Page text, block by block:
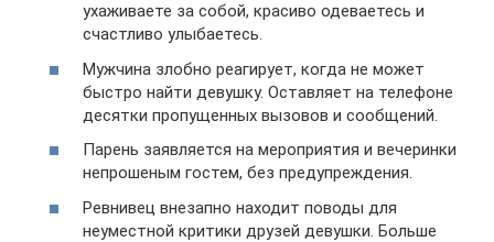
ухаживаете за собой, красиво одеваетесь и
счастливо улыбаетесь.
Мужчина злобно реагирует, когда не может
быстро найти девушку. Оставляет на телефоне
десятки пропущенных вызовов и сообщений.
Парень заявляется на мероприятия и вечеринки
непрошеным гостем, без предупреждения.
Ревнивец внезапно находит поводы для
неуместной критики друзей девушки. Больше